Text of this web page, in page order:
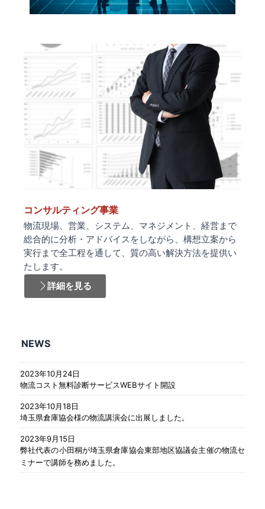
コンサルティング事業
物流現場、営業、システム、マネジメント、経営まで
総合的に分析・アドバイスをしながら、構想立案から
実行まで全工程を通して、質の高い解決方法を提供い
たします。
詳細を見る
NEWS
2023年10月24日
物流コスト無料診断サービスWEBサイト開設
2023年10月18日
埼玉県倉庫協会様の物流講演会に出展しました。
2023年9月15日
弊社代表の小田桐が埼玉県倉庫協会東部地区協議会主催の物流セ
ミナーで講師を務めました。